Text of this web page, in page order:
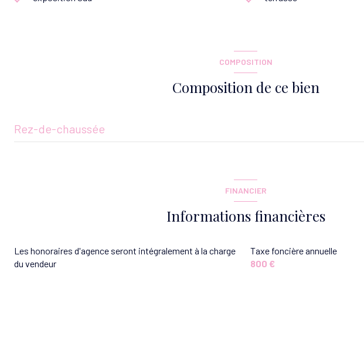
COMPOSITION
Composition de ce bien
Rez-de-chaussée
chambre
FINANCIER
Informations financières
Les honoraires d'agence seront intégralement à la charge
du vendeur
Taxe foncière annuelle
800 €